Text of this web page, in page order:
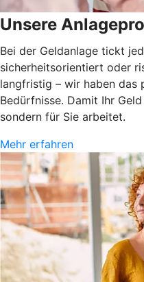
Unsere
Bei der Geldanlage tickt
sicherheitsorientiert oder
langfristig – wir haben das
Bedürfnisse. Damit Ihr
sondern für Sie arbeitet.
Mehr erfahren